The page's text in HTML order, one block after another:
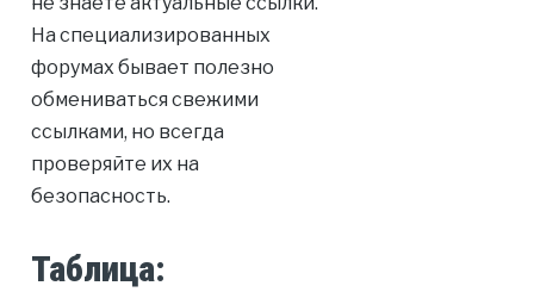
На специализированных
форумах бывает полезно
обмениваться свежими
ссылками, но всегда
проверяйте их на
безопасность.
Таблица: